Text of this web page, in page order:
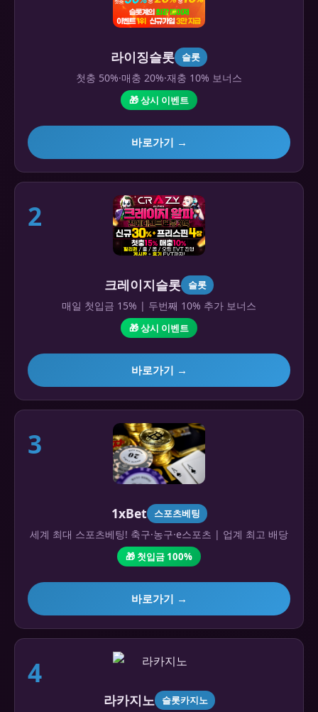
라이징슬롯 슬롯
첫충 50%·매충 20%·재충 10% 보너스
🎁 상시 이벤트
바로가기 →
2
크레이지슬롯 슬롯
매일 첫입금 15% | 두번째 10% 추가 보너스
🎁 상시 이벤트
바로가기 →
3
1xBet 스포츠베팅
세계 최대 스포츠베팅! 축구·농구·e스포츠 | 업계 최고 배당
🎁 첫입금 100%
바로가기 →
4
라카지노 슬롯카지노